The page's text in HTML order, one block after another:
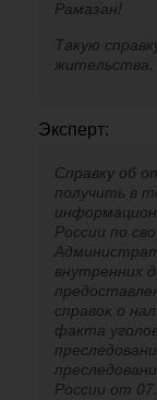
Рамазан!
Такую
жительства.
Эксперт:
Справку об
получить в
России по
внутренних
справок о
факта
России от